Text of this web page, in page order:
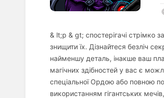
& lt;p & gt; спостерігачі
знищити їх. Дізнайтеся безліч
найменшу деталь, інакше ваш
магічних здібностей у вас є
спеціальної Ордою або повною
використанням гігантських